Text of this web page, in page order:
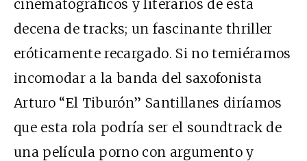
cinematográficos y literarios de esta
decena de tracks; un fascinante thriller
eróticamente recargado. Si no temiéramos
incomodar a la banda del saxofonista
Arturo “El Tiburón” Santillanes diríamos
que esta rola podría ser el soundtrack de
una película porno con argumento y